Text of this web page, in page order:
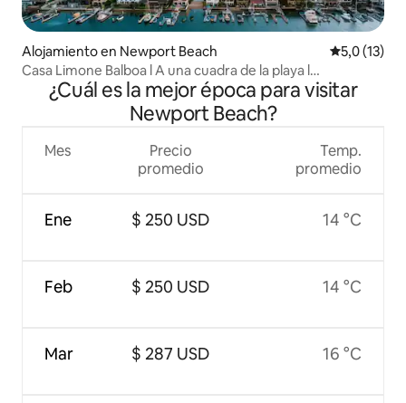
Alojamiento en Newport Beach Calificación
5,0 (13)
Casa Limone Balboa l A una cuadra de la playa l
Estacionamiento
¿Cuál es la mejor época para visitar
Newport Beach?
Mes
Ene
Feb
Mar
Precio
promedio
$ 250 USD
$ 250 USD
$ 287 USD
Temp.
promedio
14 °C
14 °C
16 °C